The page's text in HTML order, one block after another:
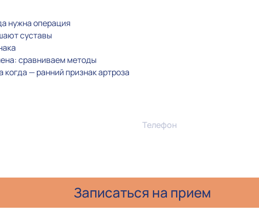
нужна операция
суставы
сравниваем методы
когда — ранний признак артроза
Телефон